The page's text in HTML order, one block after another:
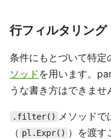
行フィルタリング
条件にもとづいて特定
ソッド を用います。
うな書き方はできませ
.filter() メソッドで
（ pl.Expr() ）を渡す